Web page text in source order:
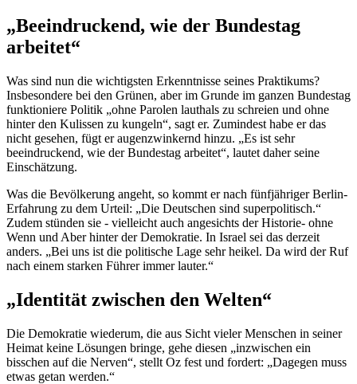
„Beeindruckend, wie der Bundestag
arbeitet“
Was sind nun die wichtigsten Erkenntnisse seines Praktikums?
Insbesondere bei den Grünen, aber im Grunde im ganzen Bundestag
funktioniere Politik „ohne Parolen lauthals zu schreien und ohne
hinter den Kulissen zu kungeln“, sagt er. Zumindest habe er das
nicht gesehen, fügt er augenzwinkernd hinzu. „Es ist sehr
beeindruckend, wie der Bundestag arbeitet“, lautet daher seine
Einschätzung.
Was die Bevölkerung angeht, so kommt er nach fünfjähriger Berlin-
Erfahrung zu dem Urteil: „Die Deutschen sind superpolitisch.“
Zudem stünden sie - vielleicht auch angesichts der Historie- ohne
Wenn und Aber hinter der Demokratie. In Israel sei das derzeit
anders. „Bei uns ist die politische Lage sehr heikel. Da wird der Ruf
nach einem starken Führer immer lauter.“
„Identität zwischen den Welten“
Die Demokratie wiederum, die aus Sicht vieler Menschen in seiner
Heimat keine Lösungen bringe, gehe diesen „inzwischen ein
bisschen auf die Nerven“, stellt Oz fest und fordert: „Dagegen muss
etwas getan werden.“